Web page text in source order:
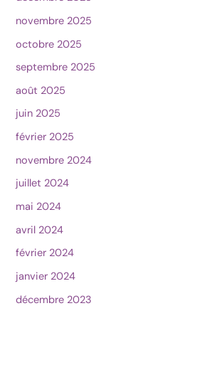
novembre 2025
octobre 2025
septembre 2025
août 2025
juin 2025
février 2025
novembre 2024
juillet 2024
mai 2024
avril 2024
février 2024
janvier 2024
décembre 2023